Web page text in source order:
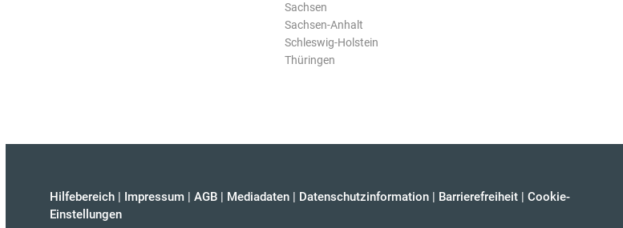
Sachsen
Sachsen-Anhalt
Schleswig-Holstein
Thüringen
Hilfebereich | Impressum | AGB | Mediadaten | Datenschutzinformation | Barrierefreiheit | Cookie-
Einstellungen